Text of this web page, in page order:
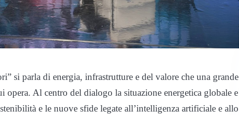
si parla di energia, infrastrutture e del valore che una grande
Al centro del dialogo la situazione energetica globale e
e le nuove sfide legate all’intelligenza artificiale e allo